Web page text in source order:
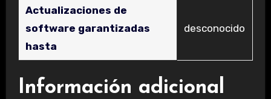
Actualizaciones de
software garantizadas
hasta
‎desconocido
Información adicional